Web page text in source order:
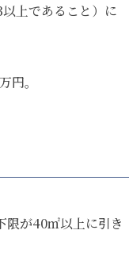
上であること）に
円。
限が40㎡以上に引き